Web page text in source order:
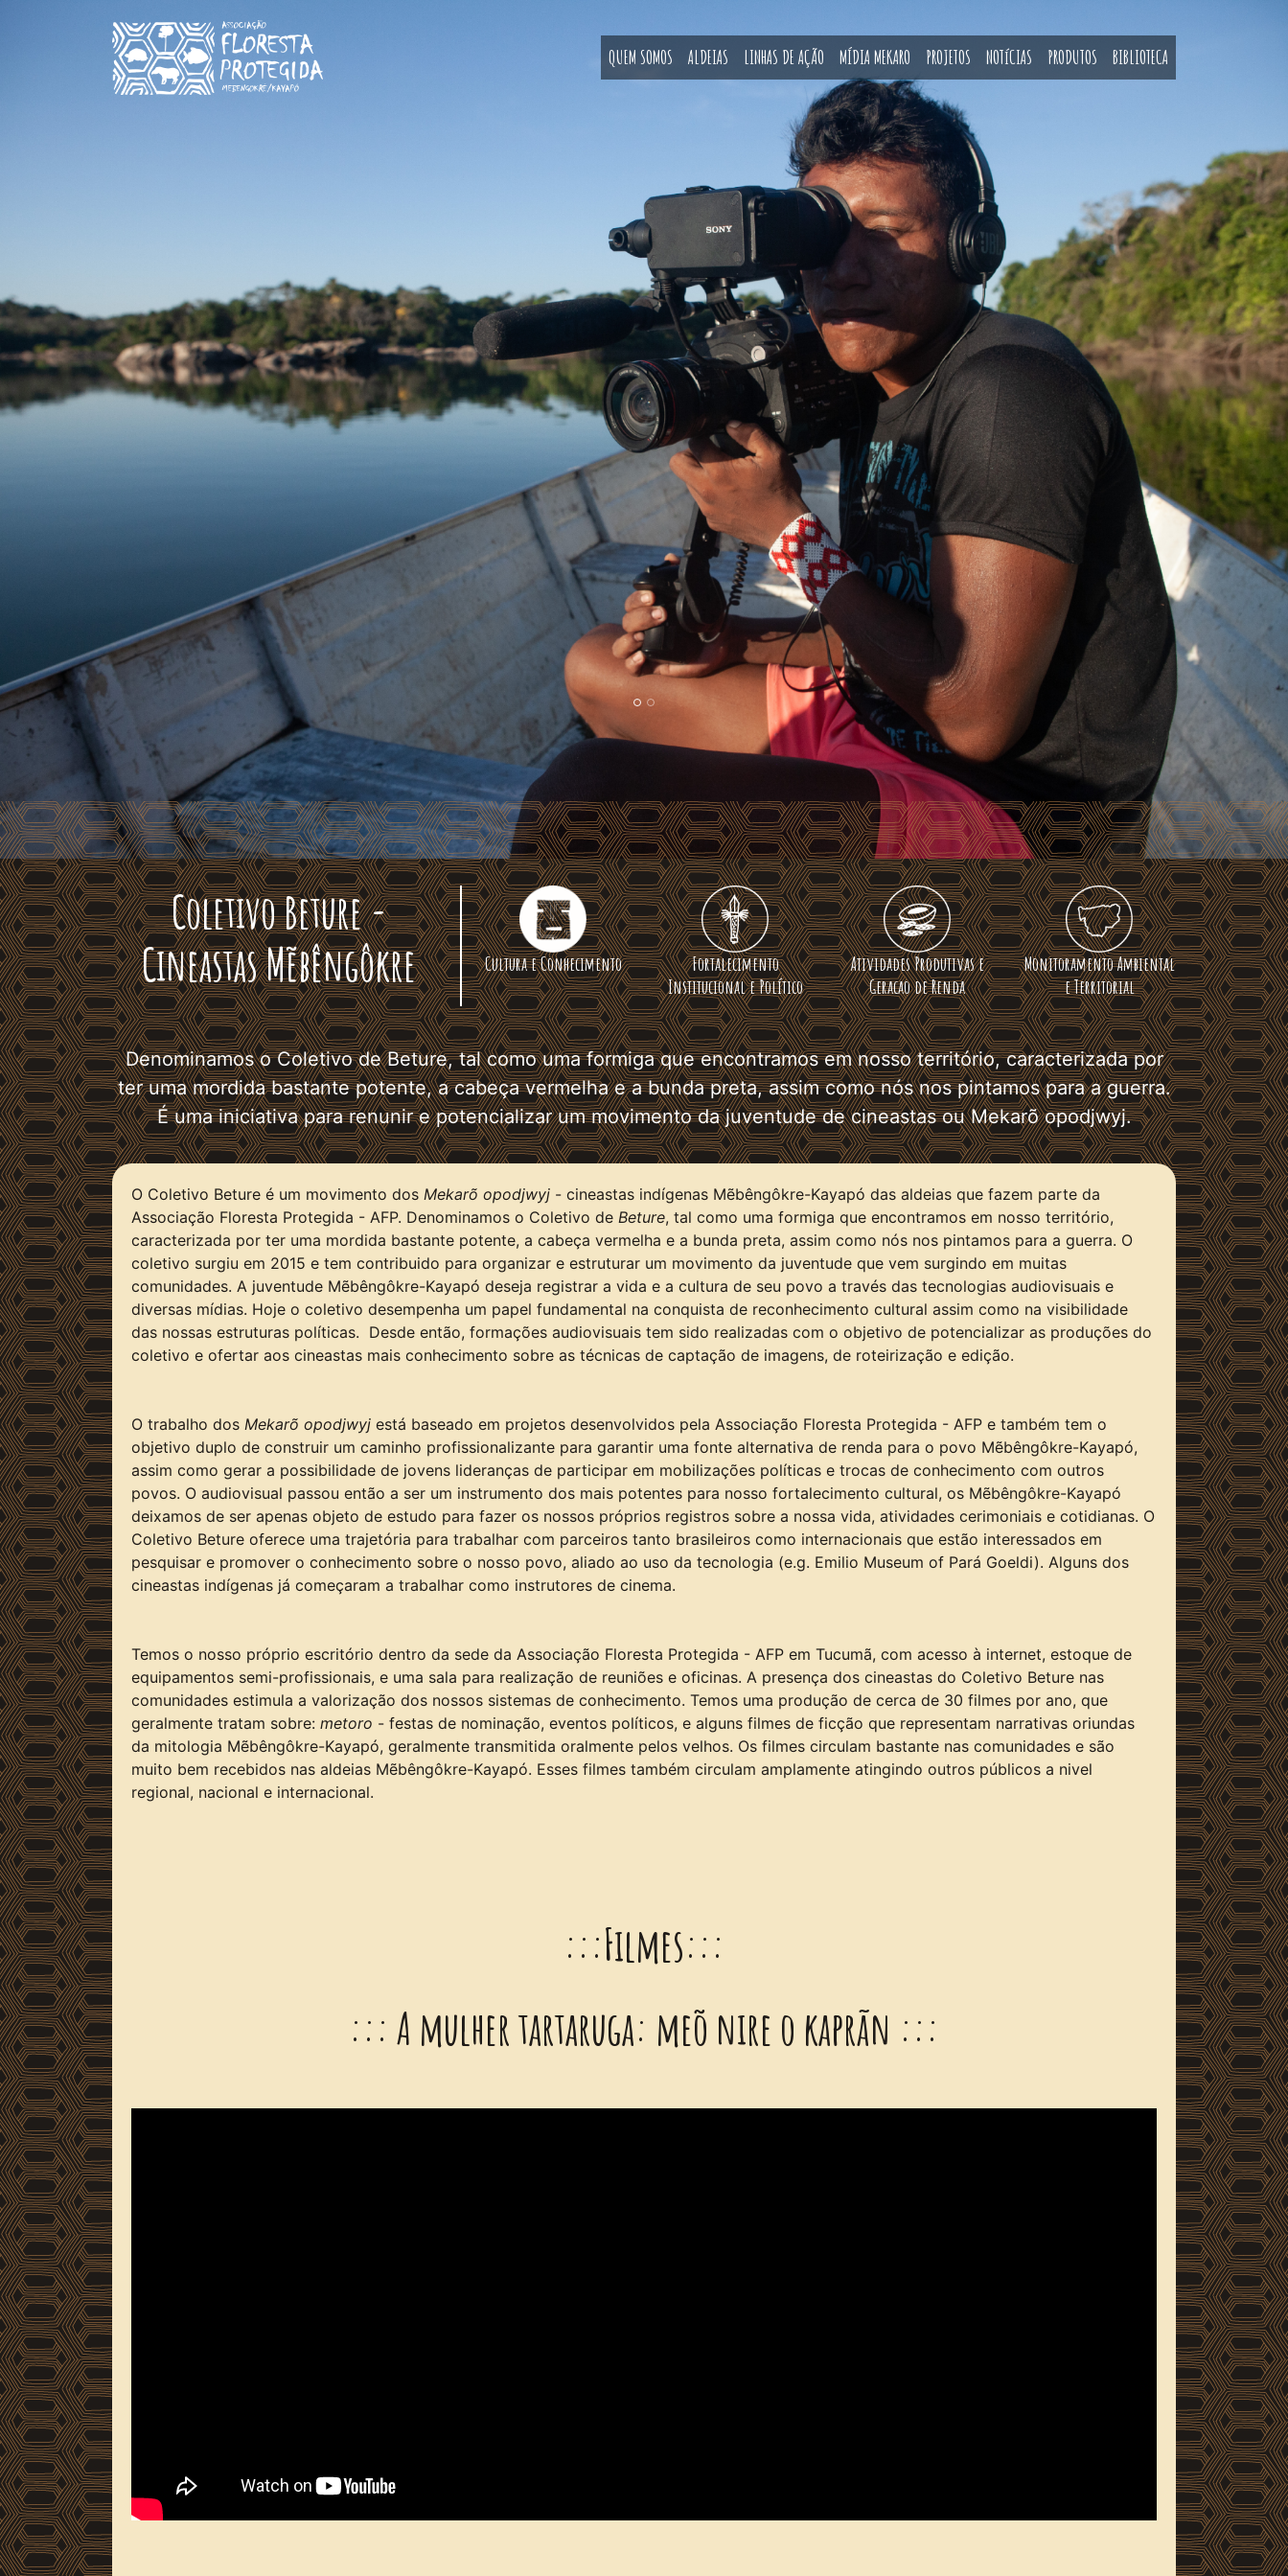
QUEM SOMOS ALDEIAS LINHAS DE AÇÃO MÍDIA MEKARO PROJETOS NOTíCIAS PRODUTOS BIBLIOTECA
Coletivo Beture -
Cineastas Mẽbêngôkre
Cultura e Conhecimento
Fortalecimento
Institucional e Político
Atividades Produtivas e
Geracao de Renda
Monitoramento Ambiental
e Territorial
Denominamos o Coletivo de Beture, tal como uma formiga que encontramos em nosso território, caracterizada por
ter uma mordida bastante potente, a cabeça vermelha e a bunda preta, assim como nós nos pintamos para a guerra.
É uma iniciativa para renunir e potencializar um movimento da juventude de cineastas ou Mekarõ opodjwyj.
O Coletivo Beture é um movimento dos Mekarõ opodjwyj - cineastas indígenas Mẽbêngôkre-Kayapó das aldeias que fazem parte da
Associação Floresta Protegida - AFP. Denominamos o Coletivo de Beture, tal como uma formiga que encontramos em nosso território,
caracterizada por ter uma mordida bastante potente, a cabeça vermelha e a bunda preta, assim como nós nos pintamos para a guerra. O
coletivo surgiu em 2015 e tem contribuido para organizar e estruturar um movimento da juventude que vem surgindo em muitas
comunidades. A juventude Mẽbêngôkre-Kayapó deseja registrar a vida e a cultura de seu povo a través das tecnologias audiovisuais e
diversas mídias. Hoje o coletivo desempenha um papel fundamental na conquista de reconhecimento cultural assim como na visibilidade
das nossas estruturas políticas. Desde então, formações audiovisuais tem sido realizadas com o objetivo de potencializar as produções do
coletivo e ofertar aos cineastas mais conhecimento sobre as técnicas de captação de imagens, de roteirização e edição.
O trabalho dos Mekarõ opodjwyj está baseado em projetos desenvolvidos pela Associação Floresta Protegida - AFP e também tem o
objetivo duplo de construir um caminho profissionalizante para garantir uma fonte alternativa de renda para o povo Mẽbêngôkre-Kayapó,
assim como gerar a possibilidade de jovens lideranças de participar em mobilizações políticas e trocas de conhecimento com outros
povos. O audiovisual passou então a ser um instrumento dos mais potentes para nosso fortalecimento cultural, os Mẽbêngôkre-Kayapó
deixamos de ser apenas objeto de estudo para fazer os nossos próprios registros sobre a nossa vida, atividades cerimoniais e cotidianas. O
Coletivo Beture oferece uma trajetória para trabalhar com parceiros tanto brasileiros como internacionais que estão interessados em
pesquisar e promover o conhecimento sobre o nosso povo, aliado ao uso da tecnologia (e.g. Emilio Museum of Pará Goeldi). Alguns dos
cineastas indígenas já começaram a trabalhar como instrutores de cinema.
Temos o nosso próprio escritório dentro da sede da Associação Floresta Protegida - AFP em Tucumã, com acesso à internet, estoque de
equipamentos semi-profissionais, e uma sala para realização de reuniões e oficinas. A presença dos cineastas do Coletivo Beture nas
comunidades estimula a valorização dos nossos sistemas de conhecimento. Temos uma produção de cerca de 30 filmes por ano, que
geralmente tratam sobre: metoro - festas de nominação, eventos políticos, e alguns filmes de ficção que representam narrativas oriundas
da mitologia Mẽbêngôkre-Kayapó, geralmente transmitida oralmente pelos velhos. Os filmes circulam bastante nas comunidades e são
muito bem recebidos nas aldeias Mẽbêngôkre-Kayapó. Esses filmes também circulam amplamente atingindo outros públicos a nivel
regional, nacional e internacional.
:::Filmes:::
::: A mulher tartaruga: meõ nire o kaprãn :::